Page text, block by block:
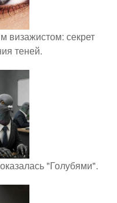
визажистом: секрет
теней.
"Голубями".